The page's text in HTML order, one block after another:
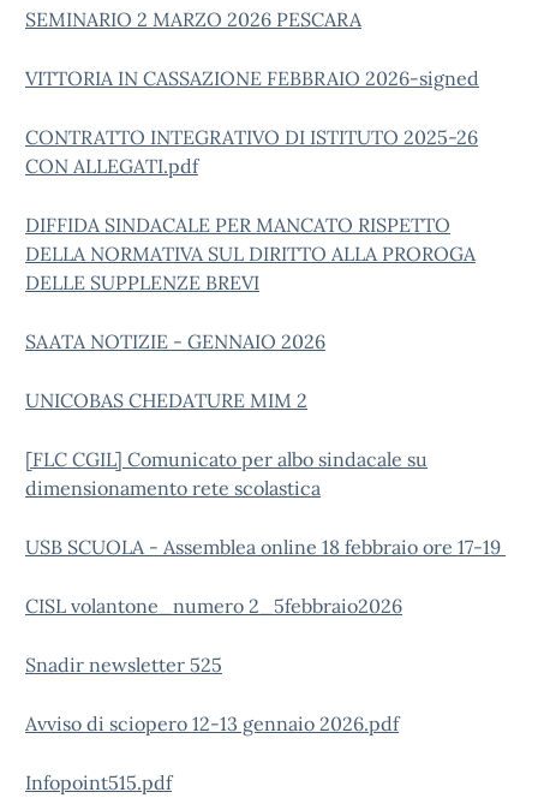
SEMINARIO 2 MARZO 2026 PESCARA
VITTORIA IN CASSAZIONE FEBBRAIO 2026-signed
CONTRATTO INTEGRATIVO DI ISTITUTO 2025-26
CON ALLEGATI.pdf
DIFFIDA SINDACALE PER MANCATO RISPETTO
DELLA NORMATIVA SUL DIRITTO ALLA PROROGA
DELLE SUPPLENZE BREVI
SAATA NOTIZIE - GENNAIO 2026
UNICOBAS CHEDATURE MIM 2
[FLC CGIL] Comunicato per albo sindacale su
dimensionamento rete scolastica
USB SCUOLA - Assemblea online 18 febbraio ore 17-19
CISL volantone_numero 2_5febbraio2026
Snadir newsletter 525
Avviso di sciopero 12-13 gennaio 2026.pdf
Infopoint515.pdf